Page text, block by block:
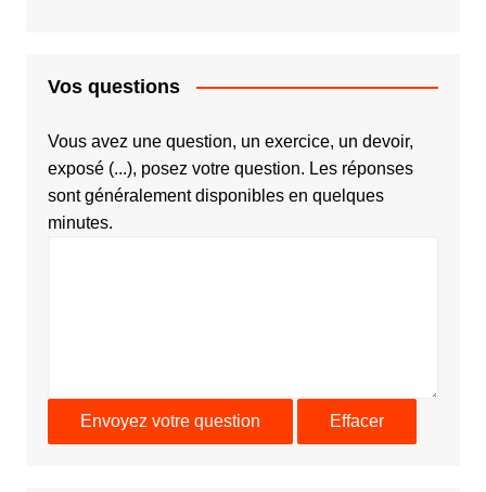
Vos questions
Vous avez une question, un exercice, un devoir,
exposé (...), posez votre question. Les réponses
sont généralement disponibles en quelques
minutes.